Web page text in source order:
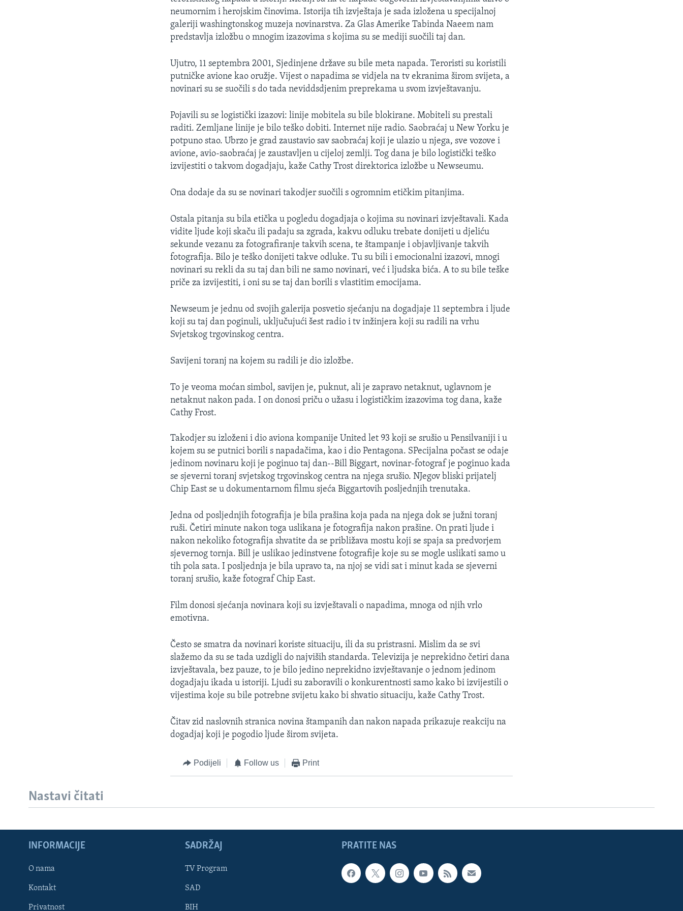
Learning English
neumornim i herojskim činovima. Istorija tih izvještaja je sada izložena u specijalnoj
galeriji washingtonskog muzeja novinarstva. Za Glas Amerike Tabinda Naeem nam
predstavlja izložbu o mnogim izazovima s kojima su se mediji suočili taj dan.
Ujutro, 11 septembra 2001, Sjedinjene države su bile meta napada. Teroristi su koristili
putničke avione kao oružje. Vijest o napadima se vidjela na tv ekranima širom svijeta, a
novinari su se suočili s do tada neviddsdjenim preprekama u svom izvještavanju.
Pojavili su se logistički izazovi: linije mobitela su bile blokirane. Mobiteli su prestali
raditi. Zemljane linije je bilo teško dobiti. Internet nije radio. Saobraćaj u New Yorku je
potpuno stao. Ubrzo je grad zaustavio sav saobraćaj koji je ulazio u njega, sve vozove i
avione, avio-saobraćaj je zaustavljen u cijeloj zemlji. Tog dana je bilo logistički teško
izvijestiti o takvom dogadjaju, kaže Cathy Trost direktorica izložbe u Newseumu.
Ona dodaje da su se novinari takodjer suočili s ogromnim etičkim pitanjima.
Ostala pitanja su bila etička u pogledu dogadjaja o kojima su novinari izvještavali. Kada
vidite ljude koji skaču ili padaju sa zgrada, kakvu odluku trebate donijeti u djeliću
sekunde vezanu za fotografiranje takvih scena, te štampanje i objavljivanje takvih
fotografija. Bilo je teško donijeti takve odluke. Tu su bili i emocionalni izazovi, mnogi
novinari su rekli da su taj dan bili ne samo novinari, već i ljudska bića. A to su bile teške
priče za izvijestiti, i oni su se taj dan borili s vlastitim emocijama.
Newseum je jednu od svojih galerija posvetio sjećanju na dogadjaje 11 septembra i ljude
koji su taj dan poginuli, uključujući šest radio i tv inžinjera koji su radili na vrhu
Svjetskog trgovinskog centra.
Savijeni toranj na kojem su radili je dio izložbe.
To je veoma moćan simbol, savijen je, puknut, ali je zapravo netaknut, uglavnom je
netaknut nakon pada. I on donosi priču o užasu i logističkim izazovima tog dana, kaže
Cathy Frost.
Takodjer su izloženi i dio aviona kompanije United let 93 koji se srušio u Pensilvaniji i u
kojem su se putnici borili s napadačima, kao i dio Pentagona. SPecijalna počast se odaje
jedinom novinaru koji je poginuo taj dan--Bill Biggart, novinar-fotograf je poginuo kada
se sjeverni toranj svjetskog trgovinskog centra na njega srušio. NJegov bliski prijatelj
Chip East se u dokumentarnom filmu sjeća Biggartovih posljednjih trenutaka.
Jedna od posljednjih fotografija je bila prašina koja pada na njega dok se južni toranj
ruši. Četiri minute nakon toga uslikana je fotografija nakon prašine. On prati ljude i
nakon nekoliko fotografija shvatite da se približava mostu koji se spaja sa predvorjem
sjevernog tornja. Bill je uslikao jedinstvene fotografije koje su se mogle uslikati samo u
tih pola sata. I posljednja je bila upravo ta, na njoj se vidi sat i minut kada se sjeverni
toranj srušio, kaže fotograf Chip East.
Film donosi sjećanja novinara koji su izvještavali o napadima, mnoga od njih vrlo
emotivna.
Često se smatra da novinari koriste situaciju, ili da su pristrasni. Mislim da se svi
slažemo da su se tada uzdigli do najviših standarda. Televizija je neprekidno četiri dana
izvještavala, bez pauze, to je bilo jedino neprekidno izvještavanje o jednom jedinom
dogadjaju ikada u istoriji. Ljudi su zaboravili o konkurentnosti samo kako bi izvijestili o
vijestima koje su bile potrebne svijetu kako bi shvatio situaciju, kaže Cathy Trost.
Čitav zid naslovnih stranica novina štampanih dan nakon napada prikazuje reakciju na
dogadjaj koji je pogodio ljude širom svijeta.
Podijeli Follow us Print
Nastavi čitati
PRATITE NAS
INFORMACIJE
O nama
Kontakt
Privatnost
SADRŽAJ
TV Program
SAD
BIH